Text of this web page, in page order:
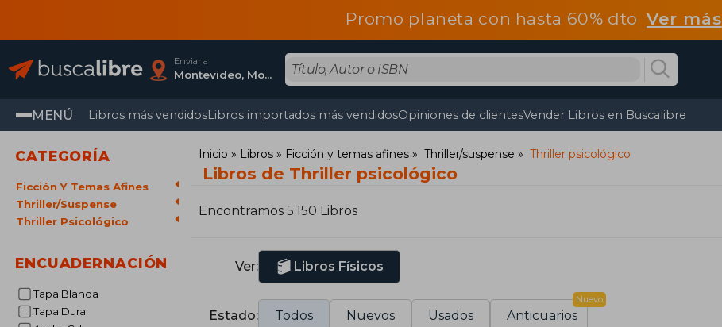
Promo planeta con hasta 60% dtoVer más
Enviar a
Montevideo, Montevideo
MENÚ Libros más vendidosLibros importados más vendidosOpiniones de clientesVender Libros en Buscalibre
CATEGORÍA
Ficción Y Temas Afines
Thriller/Suspense
Thriller Psicológico
ENCUADERNACIÓN
Tapa Blanda
Tapa Dura
Inicio Libros Ficción y temas afines Thriller/suspense Thriller psicológico
Libros de Thriller psicológico
Encontramos 5.150 Libros
Ver: Libros Físicos
Estado: Todos Nuevos Usados Anticuarios
Nuevo